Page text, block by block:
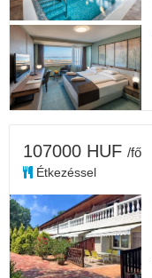
107000 HUF /fő
Étkezéssel